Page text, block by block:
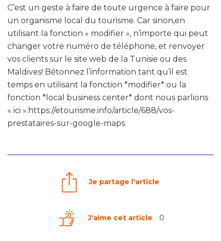
C’est un geste à faire de toute urgence à faire pour
un organisme local du tourisme. Car sinon,en
utilisant la fonction « modifier », n’importe qui peut
changer votre numéro de téléphone, et renvoyer
vos clients sur le site web de la Tunisie ou des
Maldives! Bétonnez l’information tant qu’il est
temps en utilisant la fonction *modifier* ou la
fonction *local business center* dont nous parlions
« ici »:https://etourisme.info/article/688/vos-
prestataires-sur-google-maps.
Je partage l'article
J'aime cet article 0